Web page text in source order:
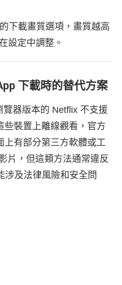
下載畫質選項，畫質越高
設定中調整。
下載時的替代方案
覽器版本的 Netflix 不支援
些裝置上離線觀看，官方
上有部分第三方軟體或工
片，但這類方法通常違反
涉及法律風險和安全問